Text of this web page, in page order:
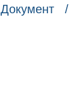
Документ /